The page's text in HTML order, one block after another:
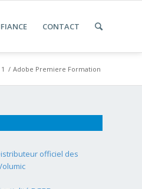
CONTACT
/ Adobe Premiere Formation
officiel des